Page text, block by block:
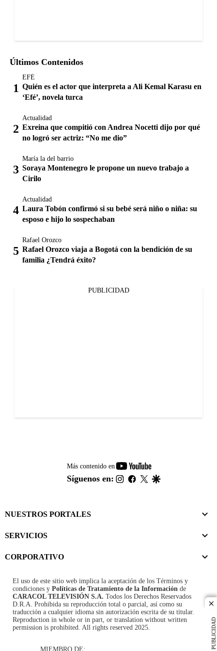
PUBLICIDAD
Últimos Contenidos
EFÉ
Quién es el actor que interpreta a Ali Kemal Karasu en
‘Efé’, novela turca
Actualidad
Exreina que compitió con Andrea Nocetti dijo por qué
no logró ser actriz: “No me dio”
María la del barrio
Soraya Montenegro le propone un nuevo trabajo a
Cirilo
Actualidad
Laura Tobón confirmó si su bebé será niño o niña: su
esposo e hijo lo sospechaban
Rafael Orozco
Rafael Orozco viaja a Bogotá con la bendición de su
familia ¿Tendrá éxito?
PUBLICIDAD
Más contenido en
youtube-
footer
Síguenos en: instagram
facebook
twitter
NUESTROS PORTALES
SERVICIOS
CORPORATIVO
El uso de este sitio web implica la aceptación de los Términos y
condiciones y Políticas de Tratamiento de la Información de
CARACOL TELEVISIÓN S.A. Todos los Derechos Reservados
D.R.A. Prohibida su reproducción total o parcial, así como su
traducción a cualquier idioma sin autorización escrita de su titular.
Reproduction in whole or in part, or translation without written
permission is prohibited. All rights reserved 2025.
MIEMBRO DE: